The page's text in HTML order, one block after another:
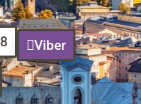
Viber